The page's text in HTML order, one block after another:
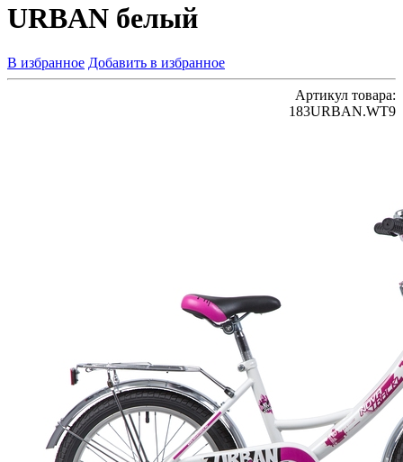
URBAN белый
В избранное Добавить в избранное
Артикул товара:
183URBAN.WT9